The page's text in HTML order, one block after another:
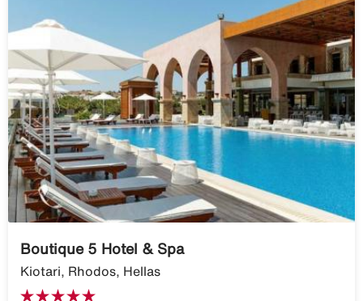
Boutique 5 Hotel & Spa
Kiotari, Rhodos, Hellas